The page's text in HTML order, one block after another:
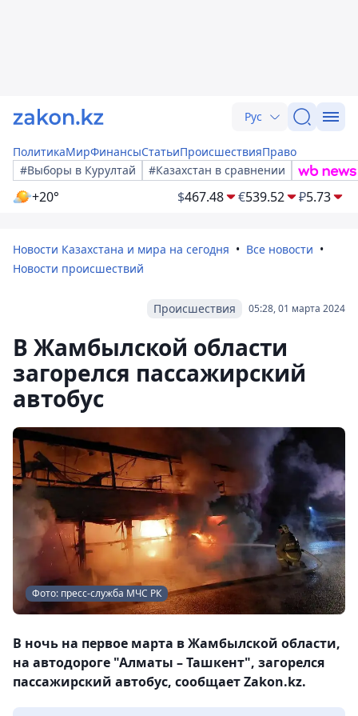
Рус
ПолитикаМирФинансыСтатьиПроисшествияПраво
#Выборы в Курултай
#Казахстан в сравнении
+20° $467.48 €539.52 ₽5.73
Новости Казахстана и мира на сегодня
Все новости
Новости происшествий
05:28, 01 марта 2024
Происшествия
В Жамбылской области
загорелся пассажирский
автобус
Фото: пресс-служба МЧС РК
В ночь на первое марта в Жамбылской области,
на автодороге "Алматы – Ташкент", загорелся
пассажирский автобус, сообщает Zakon.kz.